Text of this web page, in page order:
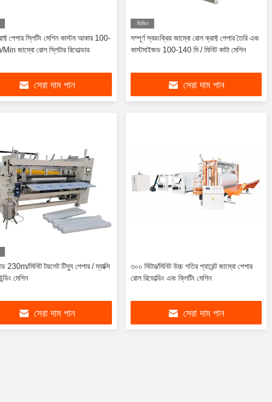
পেপার স্লিটিং মেশিন কাস্টম আকার 100-
জাম্বো রোল স্লিটার রিভোল্ডার
সেরা দাম পান
ভিডিও
সম্পূর্ণ স্বয়ংক্রিয় জাম্বো রোল ক্রাফ্ট পেপার তৈরি এবং
কাস্টমাইজড 100-140 মি / মিনিট কাটা মেশিন
সেরা দাম পান
230m/মিনিট টয়লেট টিস্যু পেপার / ম্যাক্সি
মেশিন
সেরা দাম পান
৩০০ মিটার/মিনিট উচ্চ গতির প্যারেন্ট জাম্বো পেপার
রোল রিভোল্ডিং এবং ক্লিটিং মেশিন
সেরা দাম পান